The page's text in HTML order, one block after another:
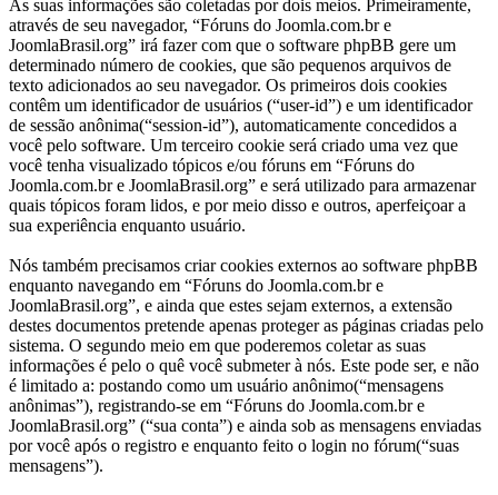
As suas informações são coletadas por dois meios. Primeiramente,
através de seu navegador, “Fóruns do Joomla.com.br e
JoomlaBrasil.org” irá fazer com que o software phpBB gere um
determinado número de cookies, que são pequenos arquivos de
texto adicionados ao seu navegador. Os primeiros dois cookies
contêm um identificador de usuários (“user-id”) e um identificador
de sessão anônima(“session-id”), automaticamente concedidos a
você pelo software. Um terceiro cookie será criado uma vez que
você tenha visualizado tópicos e/ou fóruns em “Fóruns do
Joomla.com.br e JoomlaBrasil.org” e será utilizado para armazenar
quais tópicos foram lidos, e por meio disso e outros, aperfeiçoar a
sua experiência enquanto usuário.
Nós também precisamos criar cookies externos ao software phpBB
enquanto navegando em “Fóruns do Joomla.com.br e
JoomlaBrasil.org”, e ainda que estes sejam externos, a extensão
destes documentos pretende apenas proteger as páginas criadas pelo
sistema. O segundo meio em que poderemos coletar as suas
informações é pelo o quê você submeter à nós. Este pode ser, e não
é limitado a: postando como um usuário anônimo(“mensagens
anônimas”), registrando-se em “Fóruns do Joomla.com.br e
JoomlaBrasil.org” (“sua conta”) e ainda sob as mensagens enviadas
por você após o registro e enquanto feito o login no fórum(“suas
mensagens”).